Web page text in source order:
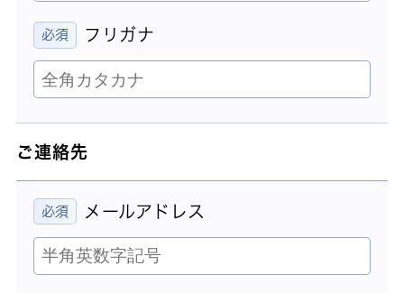
フリガナ
ご連絡先
メールアドレス